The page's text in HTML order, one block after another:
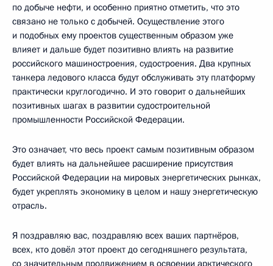
по добыче нефти, и особенно приятно отметить, что это
связано не только с добычей. Осуществление этого
и подобных ему проектов существенным образом уже
влияет и дальше будет позитивно влиять на развитие
российского машиностроения, судостроения. Два крупных
танкера ледового класса будут обслуживать эту платформу
практически круглогодично. И это говорит о дальнейших
позитивных шагах в развитии судостроительной
промышленности Российской Федерации.
Это означает, что весь проект самым позитивным образом
будет влиять на дальнейшее расширение присутствия
Российской Федерации на мировых энергетических рынках,
будет укреплять экономику в целом и нашу энергетическую
отрасль.
Я поздравляю вас, поздравляю всех ваших партнёров,
всех, кто довёл этот проект до сегодняшнего результата,
со значительным продвижением в освоении арктического